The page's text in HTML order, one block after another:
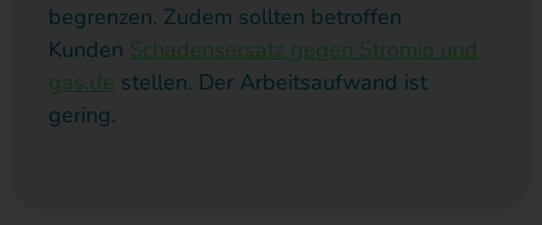
begrenzen. Zudem sollten betroffen
Kunden Schadensersatz gegen Stromio und
gas.de stellen. Der Arbeitsaufwand ist
gering.